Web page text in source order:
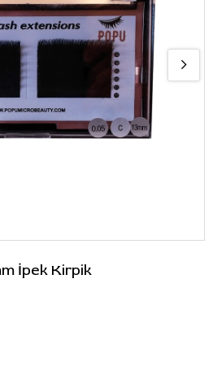
İpek Kirpik